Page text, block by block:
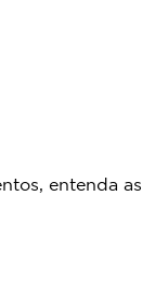
entenda as